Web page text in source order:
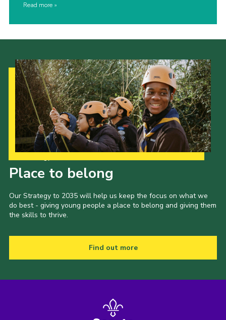
Read more
Place to belong
Our Strategy to 2035 will help us keep the focus on what we
do best - giving young people a place to belong and giving them
the skills to thrive.
Find out more